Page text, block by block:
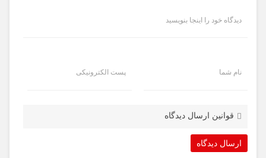
دیدگاه خود را اینجا بنویسید
نام شما پست الکترونیکی
قوانین ارسال دیدگاه